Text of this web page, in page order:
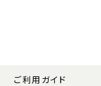
ご利用ガイド